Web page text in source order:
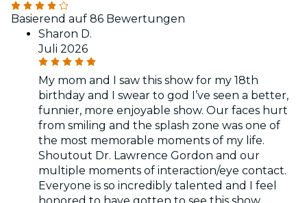
Basierend auf 86 Bewertungen
Sharon D.
Juli 2026
My mom and I saw this show for my 18th
birthday and I swear to god I’ve seen a better,
funnier, more enjoyable show. Our faces hurt
from smiling and the splash zone was one of
the most memorable moments of my life.
Shoutout Dr. Lawrence Gordon and our
multiple moments of interaction/eye contact.
Everyone is so incredibly talented and I feel
honored to have gotten to see this show.